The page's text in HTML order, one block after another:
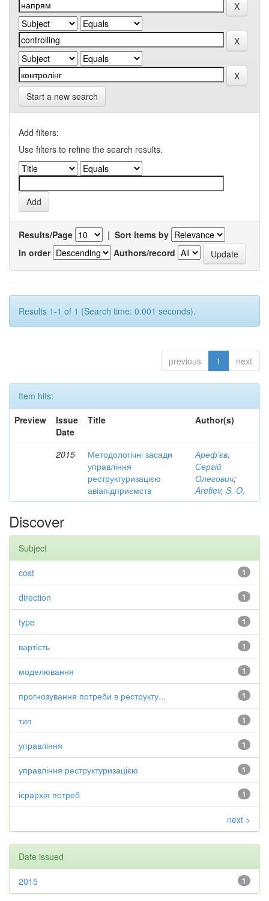
Start a new search
Add filters:
Use filters to refine the search results.
Results/Page | Sort items by
In order
Authors/record
Results 1-1 of 1 (Search time: 0.001 seconds).
previous 1 next
Item hits:
Preview
Issue
Date
Title Author(s)
2015
Методологічні засади
управління
реструктуризацією
авіапідприємств
Ареф'єв,
Сергій
Олегович;
Arefiev, S. O.
Discover
Subject
1
cost
1
direction
1
type
1
вартість
1
моделювання
1
прогнозування потреби в реструкту...
1
тип
1
управління
1
управління реструктуризацією
1
ієрархія потреб
next >
Date issued
1
2015